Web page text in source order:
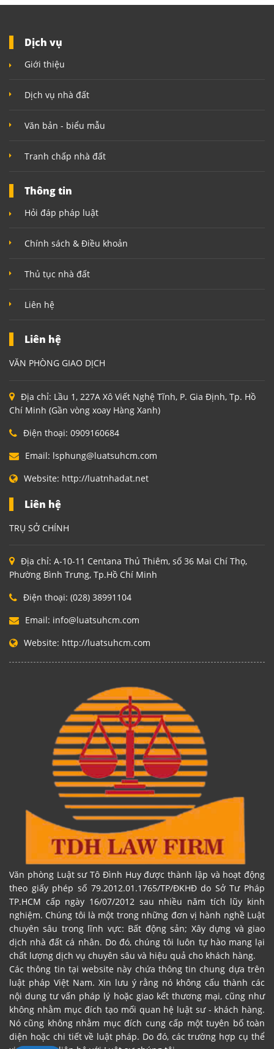
Dịch vụ
Giới thiệu
Dịch vụ nhà đất
Văn bản - biểu mẫu
Tranh chấp nhà đất
Thông tin
Hỏi đáp pháp luật
Chính sách & Điều khoản
Thủ tục nhà đất
Liên hệ
Liên hệ
VĂN PHÒNG GIAO DỊCH
Địa chỉ: Lầu 1, 227A Xô Viết Nghệ Tĩnh, P. Gia Định, Tp. Hồ
Chí Minh (Gần vòng xoay Hàng Xanh)
Điện thoại: 0909160684
Email: lsphung@luatsuhcm.com
Website: http://luatnhadat.net
Liên hệ
TRỤ SỞ CHÍNH
Địa chỉ: A-10-11 Centana Thủ Thiêm, số 36 Mai Chí Thọ,
Phường Bình Trưng, Tp.Hồ Chí Minh
Điện thoại: (028) 38991104
Email: info@luatsuhcm.com
Website: http://luatsuhcm.com
Văn phòng Luật sư Tô Đình Huy được thành lập và hoạt động
theo giấy phép số 79.2012.01.1765/TP/ĐKHĐ do Sở Tư Pháp
TP.HCM cấp ngày 16/07/2012 sau nhiều năm tích lũy kinh
nghiệm. Chúng tôi là một trong những đơn vị hành nghề Luật
chuyên sâu trong lĩnh vực: Bất động sản; Xây dựng và giao
dịch nhà đất cá nhân. Do đó, chúng tôi luôn tự hào mang lại
chất lượng dịch vụ chuyên sâu và hiệu quả cho khách hàng.
Các thông tin tại website này chứa thông tin chung dựa trên
luật pháp Việt Nam. Xin lưu ý rằng nó không cấu thành các
nội dung tư vấn pháp lý hoặc giao kết thương mại, cũng như
không nhằm mục đích tạo mối quan hệ luật sư - khách hàng.
Nó cũng không nhằm mục đích cung cấp một tuyên bố toàn
diện hoặc chi tiết về luật pháp. Do đó, các trường hợp cụ thể